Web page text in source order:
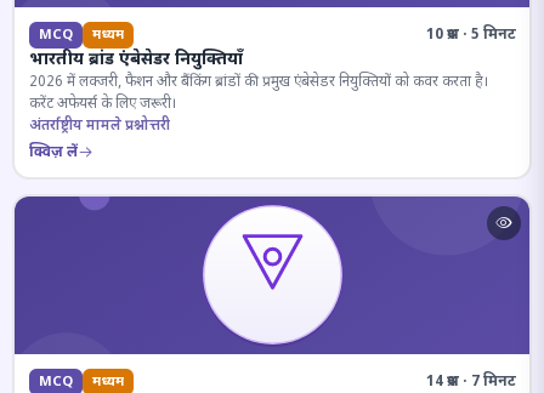
MCQ मध्यम 10 प्रश्न · 5 मिनट
भारतीय ब्रांड एंबेसेडर नियुक्तियाँ
2026 में लक्जरी, फैशन और बैंकिंग ब्रांडों की प्रमुख एंबेसेडर नियुक्तियों को कवर करता है।
करेंट अफेयर्स के लिए जरूरी।
अंतर्राष्ट्रीय मामले प्रश्नोत्तरी
क्विज़ लें
MCQ मध्यम 14 प्रश्न · 7 मिनट